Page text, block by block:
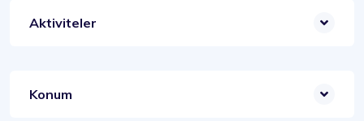
Aktiviteler
Konum